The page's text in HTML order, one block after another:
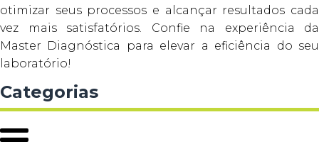
otimizar seus processos e alcançar resultados cada
vez mais satisfatórios. Confie na experiência da
Master Diagnóstica para elevar a eficiência do seu
laboratório!
Categorias